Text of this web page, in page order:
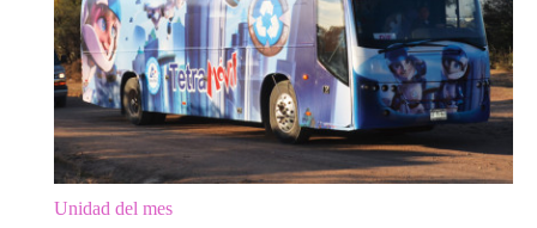
Unidad del mes